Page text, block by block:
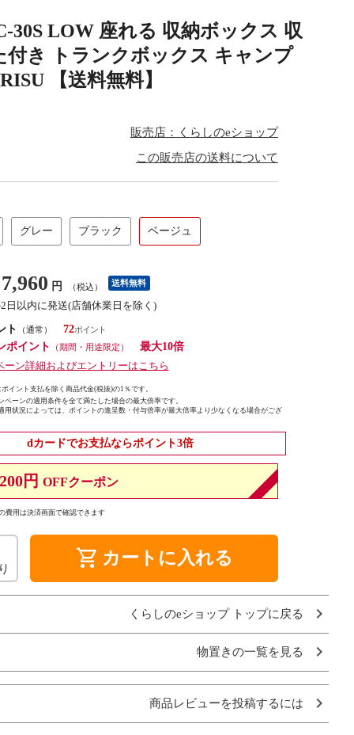
LOW 座れる 収納ボックス 収
き トランクボックス キャンプ
【送料無料】
販売店：くらしのeショップ
この販売店の送料について
グレー ブラック ベージュ
7,960 円 （税込） 送料無料
日以内に発送(店舗休業日を除く)
ト
（通常）
72
ポイント
（期間・用途限定）
最大10倍
ーン詳細およびエントリーはこちら
イント支払を除く商品代金(税抜)の1％です。
ペーンの適用条件を全て満たした場合の最大倍率です。
用状況によっては、ポイントの進呈数・付与倍率が最大倍率より少なくなる場合がござ
dカードでお支払ならポイント3倍
200円 OFFクーポン
費用は決済画面で確認できます
shopping_cart カートに入れる
くらしのeショップ トップに戻る
物置きの一覧を見る
商品レビューを投稿するには